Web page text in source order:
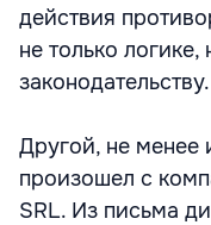
действия
не только
законодательству.
Другой, не менее
произошел с
SRL. Из письма